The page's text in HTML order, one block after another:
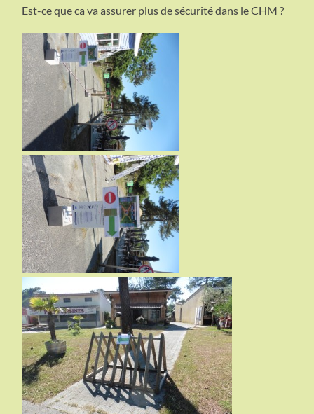
Est-ce que ca va assurer plus de sécurité dans le CHM ?